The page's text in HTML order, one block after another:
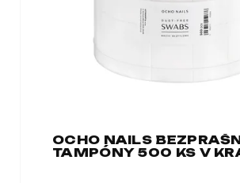
OCHO NAILS
TAMPÓNY 500 KS V